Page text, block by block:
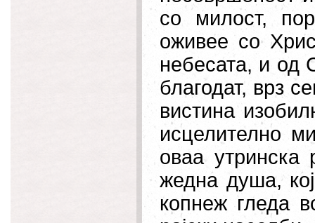
со милост,
оживее со
небесата, и од
благодат, врз
вистина
исцелително
оваа утринска
жедна душа,
копнеж гледа